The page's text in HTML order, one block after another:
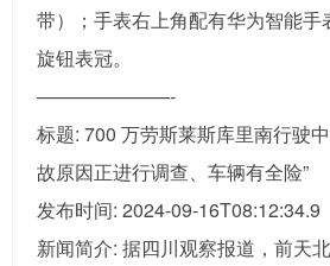
带）；手表右上角配有华为智能
旋钮表冠。
———————-
标题: 700 万劳斯莱斯库里南行驶
故原因正进行调查、车辆有全险”
发布时间: 2024-09-16T08:12:34.9
新闻简介: 据四川观察报道，前天